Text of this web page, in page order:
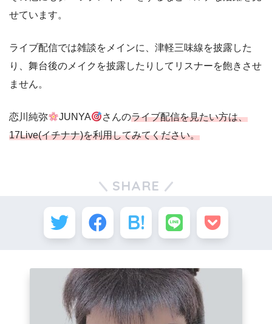
せています。
ライブ配信では雑談をメインに、津軽三味線を披露した
り、舞台後のメイクを披露したりしてリスナーを飽きさせ
ません。
恋川純弥 JUNYA さんのライブ配信を見たい方は、
17Live(イチナナ)を利用してみてください。
SHARE